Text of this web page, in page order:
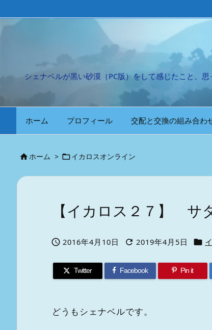
シェナベルが黒い砂漠（PC版）をして感じたこと、
ホーム プロフィール 交配と交換の組み合わ
ホーム > イカロスオンライン
【イカロス２７】 サ
 2016年4月10日  2019年4月5日 
Twitter Facebook Pin it
どうもシェナベルです。